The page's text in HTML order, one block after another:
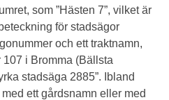
som ”Hästen 7”, vilket är
för stadsägor
och ett traktnamn,
i Bromma (Bällsta
stadsäga 2885”. Ibland
ett gårdsnamn eller med